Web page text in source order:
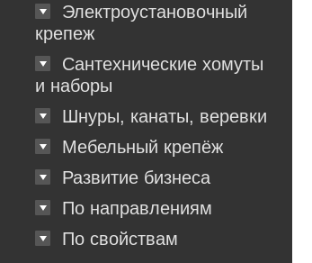
Электроустановочный
крепеж
Сантехнические хомуты
и наборы
Шнуры, канаты, веревки
Мебельный крепёж
Развитие бизнеса
По направлениям
По свойствам